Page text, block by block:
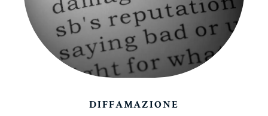
DIFFAMAZIONE